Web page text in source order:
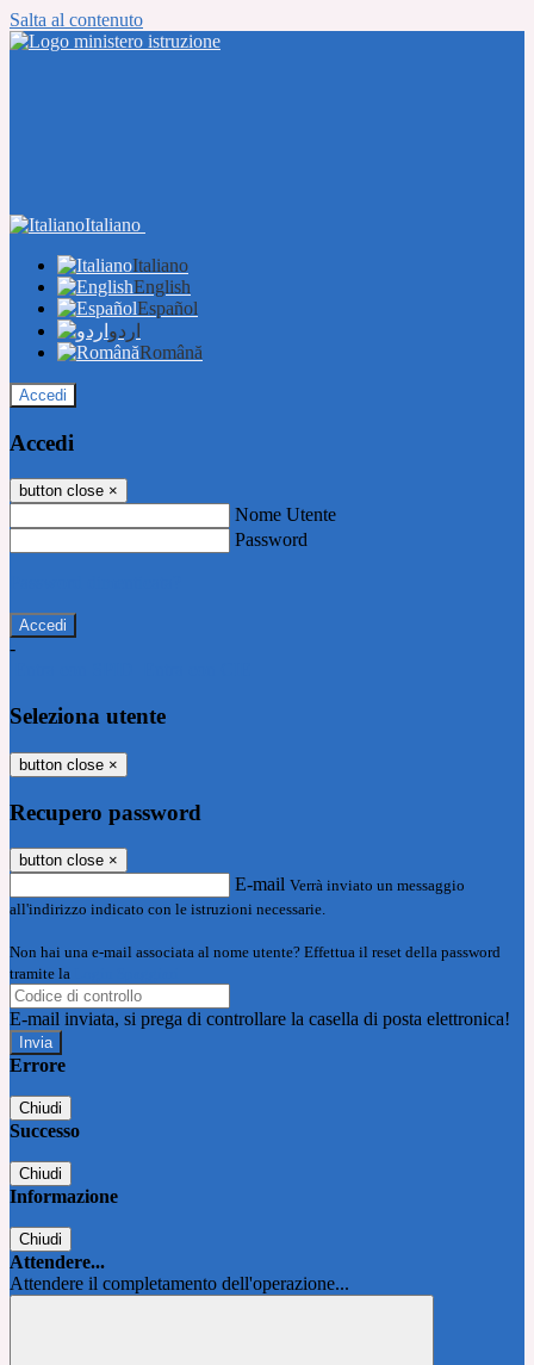
Salta al contenuto
Italiano
Italiano
English
Español
اردو
Română
Accedi
Accedi
button close ×
Nome Utente
Password
-
Seleziona utente
button close ×
Recupero password
button close ×
E-mail Verrà inviato un messaggio
all'indirizzo indicato con le istruzioni necessarie.
Non hai una e-mail associata al nome utente? Effettua il reset della password
tramite la
E-mail inviata, si prega di controllare la casella di posta elettronica!
Errore
Chiudi
Successo
Chiudi
Informazione
Chiudi
Attendere...
Attendere il completamento dell'operazione...